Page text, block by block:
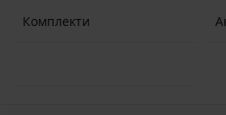
Комплекти